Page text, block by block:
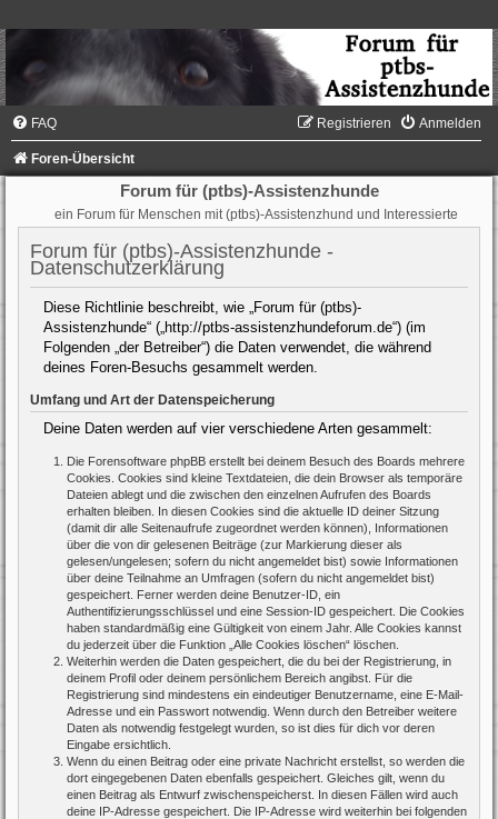
FAQ Anmelden
Registrieren
Foren-Übersicht
Forum für (ptbs)-Assistenzhunde
ein Forum für Menschen mit (ptbs)-Assistenzhund und Interessierte
Forum für (ptbs)-Assistenzhunde -
Datenschutzerklärung
Diese Richtlinie beschreibt, wie „Forum für (ptbs)-
Assistenzhunde“ („http://ptbs-assistenzhundeforum.de“) (im
Folgenden „der Betreiber“) die Daten verwendet, die während
deines Foren-Besuchs gesammelt werden.
Umfang und Art der Datenspeicherung
Deine Daten werden auf vier verschiedene Arten gesammelt:
Die Forensoftware phpBB erstellt bei deinem Besuch des Boards mehrere
Cookies. Cookies sind kleine Textdateien, die dein Browser als temporäre
Dateien ablegt und die zwischen den einzelnen Aufrufen des Boards
erhalten bleiben. In diesen Cookies sind die aktuelle ID deiner Sitzung
(damit dir alle Seitenaufrufe zugeordnet werden können), Informationen
über die von dir gelesenen Beiträge (zur Markierung dieser als
gelesen/ungelesen; sofern du nicht angemeldet bist) sowie Informationen
über deine Teilnahme an Umfragen (sofern du nicht angemeldet bist)
gespeichert. Ferner werden deine Benutzer-ID, ein
Authentifizierungsschlüssel und eine Session-ID gespeichert. Die Cookies
haben standardmäßig eine Gültigkeit von einem Jahr. Alle Cookies kannst
du jederzeit über die Funktion „Alle Cookies löschen“ löschen.
Weiterhin werden die Daten gespeichert, die du bei der Registrierung, in
deinem Profil oder deinem persönlichem Bereich angibst. Für die
Registrierung sind mindestens ein eindeutiger Benutzername, eine E-Mail-
Adresse und ein Passwort notwendig. Wenn durch den Betreiber weitere
Daten als notwendig festgelegt wurden, so ist dies für dich vor deren
Eingabe ersichtlich.
Wenn du einen Beitrag oder eine private Nachricht erstellst, so werden die
dort eingegebenen Daten ebenfalls gespeichert. Gleiches gilt, wenn du
einen Beitrag als Entwurf zwischenspeicherst. In diesen Fällen wird auch
deine IP-Adresse gespeichert. Die IP-Adresse wird weiterhin bei folgenden